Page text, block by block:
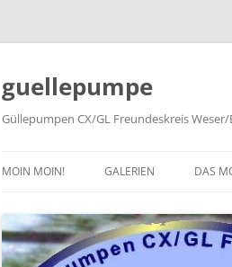
Zum
springen
guellepumpe
Güllepumpen CX/GL Freundeskreis Weser/
MOIN MOIN! GALERIEN
2025
DAS